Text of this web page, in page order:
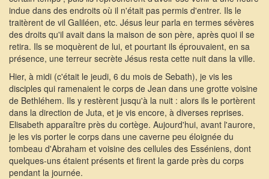
indue dans des endroits où il n'était pas permis d'entrer. Ils le
traitèrent de vil Galiléen, etc. Jésus leur parla en termes sévères
des droits qu'il avait dans la maison de son père, après quoi il se
retira. Ils se moquèrent de lui, et pourtant ils éprouvaient, en sa
présence, une terreur secrète Jésus resta cette nuit dans la ville.
Hier, à midi (c'était le jeudi, 6 du mois de Sebath), je vis les
disciples qui ramenaient le corps de Jean dans une grotte voisine
de Bethléhem. Ils y restèrent jusqu'à la nuit : alors ils le portèrent
dans la direction de Juta, et je vis encore, à diverses reprises.
Elisabeth apparaître près du cortège. Aujourd'hui, avant l'aurore,
je les vis porter le corps dans une caverne peu éloignée du
tombeau d'Abraham et voisine des cellules des Esséniens, dont
quelques-uns étaient présents et firent la garde près du corps
pendant la journée.